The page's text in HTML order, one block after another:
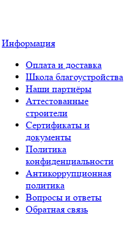
Информация
Оплата и доставка
Школа благоустройства
Наши партнёры
Аттестованные
строители
Сертификаты и
документы
Политика
конфиденциальности
Антикоррупционная
политика
Вопросы и ответы
Обратная связь